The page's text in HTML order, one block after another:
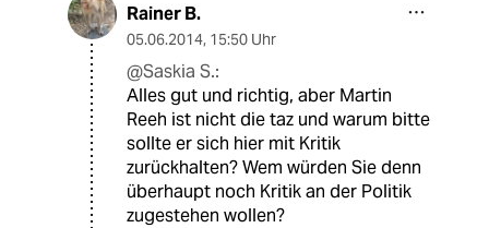
Rainer B.
05.06.2014, 15:50 Uhr
@Saskia S.:
Alles gut und richtig, aber Martin
Reeh ist nicht die taz und warum bitte
sollte er sich hier mit Kritik
zurückhalten? Wem würden Sie denn
überhaupt noch Kritik an der Politik
zugestehen wollen?